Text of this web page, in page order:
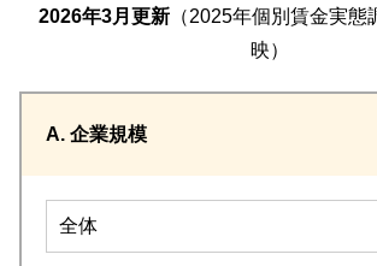
2026年3月更新（2025年個別賃金実態
映）
A. 企業規模